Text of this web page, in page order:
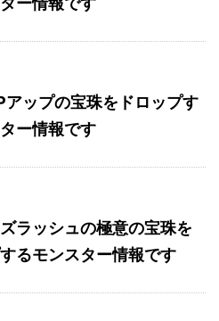
アップの宝珠をドロップす
ー情報です
ラッシュの極意の宝珠を
るモンスター情報です